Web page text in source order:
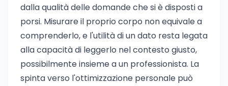
dalla qualità delle domande che si è disposti a
porsi. Misurare il proprio corpo non equivale a
comprenderlo, e l'utilità di un dato resta legata
alla capacità di leggerlo nel contesto giusto,
possibilmente insieme a un professionista. La
spinta verso l'ottimizzazione personale può